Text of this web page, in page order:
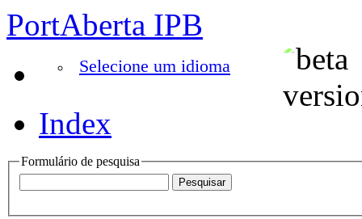
PortAberta IPB
Selecione um idioma
Index
Formulário de pesquisa